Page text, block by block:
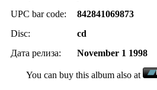
UPC bar code:
842841069873
Disc:
cd
Дата релиза:
November 1 1998
You can buy this album also at